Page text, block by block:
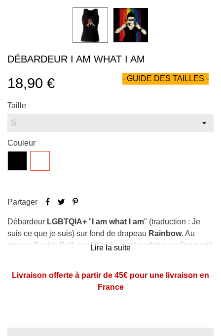
DÉBARDEUR I AM WHAT I AM
18,90 € - GUIDE DES TAILLES -
Taille
Couleur
Partager
Débardeur LGBTQIA+ " I am what I am" (traduction : Je
suis ce que je suis) sur fond de drapeau Rainbow. Au
design Rock'n Roll, ce débardeur est parfait pour être porté
Soyons fière de nous !
Lire la suite
Livraison offerte à partir de 45€ pour une livraison en
France